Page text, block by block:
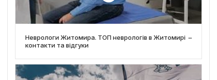
Неврологи Житомира. ТОП неврологів в Житомирі –
контакти та відгуки